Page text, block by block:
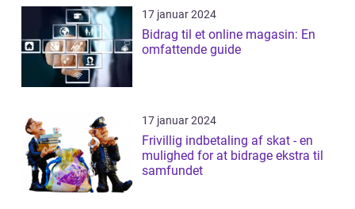
17 januar 2024
Bidrag til et online magasin: En
omfattende guide
17 januar 2024
Frivillig indbetaling af skat - en
mulighed for at bidrage ekstra til
samfundet